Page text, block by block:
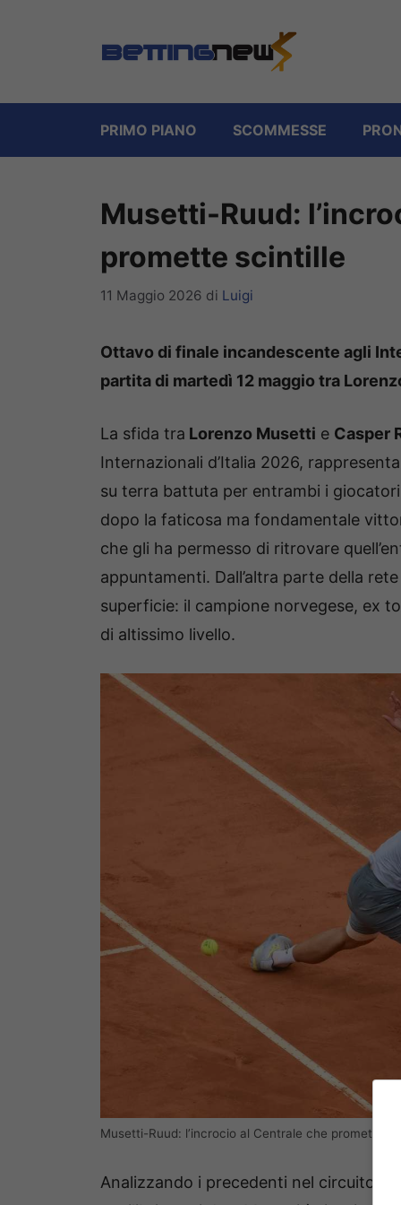
PRIMO PIANO SCOMMESSE
Musetti-Ruud:
promette scintille
11 Maggio 2026 di Luigi
Ottavo di finale incandescente agli
partita di martedì 12 maggio tra
La sfida tra Lorenzo Musetti e Casper
Internazionali d’Italia 2026,
su terra battuta per entrambi i
dopo la faticosa ma fondamentale
che gli ha permesso di ritrovare
appuntamenti. Dall’altra parte della
superficie: il campione norvegese, ex
di altissimo livello.
Musetti-Ruud: l’incrocio al Centrale che promette
Analizzando i precedenti nel circuito